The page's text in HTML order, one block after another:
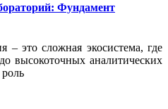
Фундамент
– это сложная экосистема, где
высокоточных аналитических